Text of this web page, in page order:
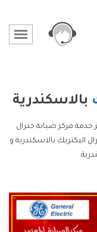
بالاسكندرية
خدمة مركز صيانة جنرال
اليكتريك بالاسكندرية و